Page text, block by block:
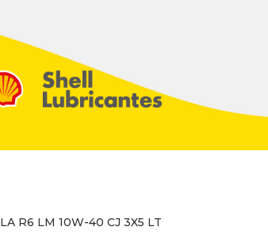
R6 LM 10W-40 CJ 3X5 LT